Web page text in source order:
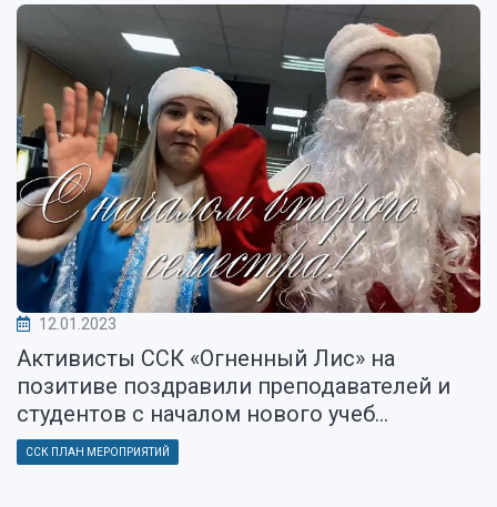
12.01.2023
Активисты ССК «Огненный Лис» на
позитиве поздравили преподавателей и
студентов с началом нового учеб...
ССК ПЛАН МЕРОПРИЯТИЙ